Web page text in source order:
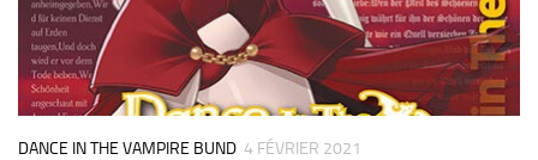
DANCE IN THE VAMPIRE BUND 4 FÉVRIER 2021